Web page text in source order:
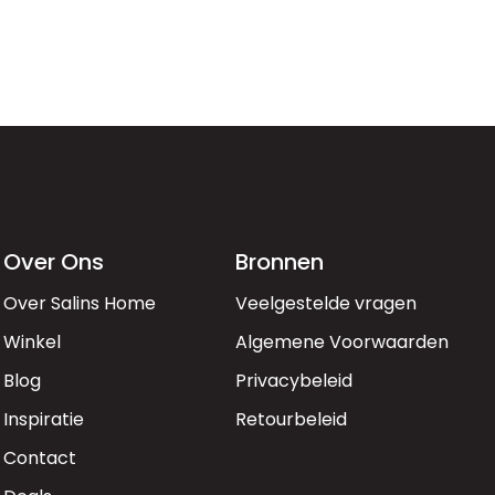
Over Ons
Over Salins Home
Winkel
Blog
Inspiratie
Contact
Bronnen
Veelgestelde vragen
Algemene Voorwaarden
Privacybeleid
Retourbeleid